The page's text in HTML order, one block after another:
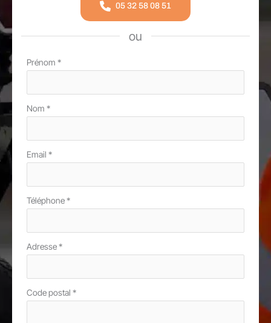
05 32 58 08 51
ou
Formulaire
avec
téléphone
Prénom *
Nom *
Email *
Téléphone*
Adresse*
Code postal *